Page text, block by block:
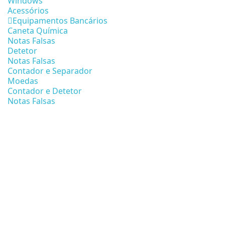
Acessórios
Equipamentos Bancários
Caneta Química
Notas Falsas
Detetor
Notas Falsas
Contador e Separador
Moedas
Contador e Detetor
Notas Falsas